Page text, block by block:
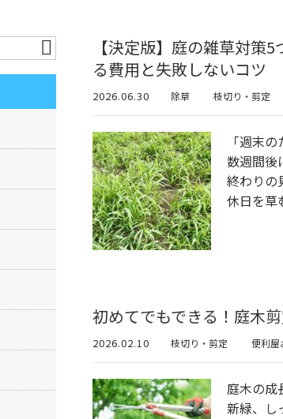
【決定版】庭の雑草対策
る費用と失敗しないコツ
2026.06.30 除草 枝切り・剪定
「週末
数週間後
終わりの
休日を草
初めてでもできる！庭木
2026.02.10 枝切り・剪定 便利屋
庭木の成
新緑、し